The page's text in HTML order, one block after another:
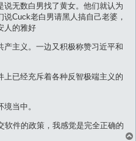
说无数白男找了黄女。他们就认为
Cuck老白男请黑人搞自己老婆，
人的雅好
产主义。一边又积极称赞习近平和
已经充斥着各种反智极端主义的
当中。
软件的政策，我感觉是完全正确的